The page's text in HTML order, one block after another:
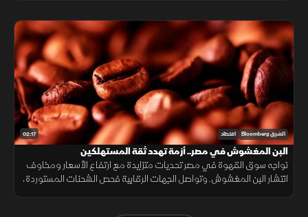
02:17 الشرق Bloomberg اقتصاد
البن المغشوش في مصر.. أزمة تهدد ثقة المستهلكين
تواجه سوق القهوة في مصر تحديات متزايدة مع ارتفاع الأسعار ومخاوف
انتشار البن المغشوش. وتواصل الجهات الرقابية فحص الشحنات المستوردة،